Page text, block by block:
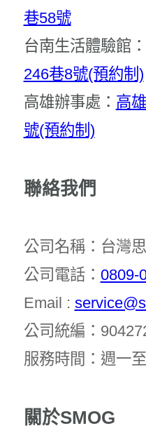
巷58號
台南生活體驗館：
246巷8號(預約制)
高雄辦事處： 高
號(預約制)
關於SMOG
聯絡我們
公司名稱：台灣
公司電話： 0809-
Email :
公司統編：
服務時間：週一